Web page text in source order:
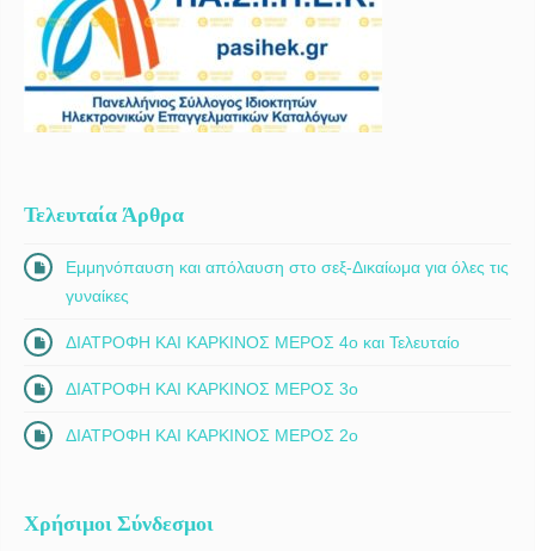
Τελευταία Άρθρα
Εμμηνόπαυση και απόλαυση στο σεξ-Δικαίωμα για όλες τις
γυναίκες
ΔΙΑΤΡΟΦΗ ΚΑΙ ΚΑΡΚΙΝΟΣ ΜΕΡΟΣ 4ο και Τελευταίο
ΔΙΑΤΡΟΦΗ ΚΑΙ ΚΑΡΚΙΝΟΣ ΜΕΡΟΣ 3ο
ΔΙΑΤΡΟΦΗ ΚΑΙ ΚΑΡΚΙΝΟΣ ΜΕΡΟΣ 2ο
Χρήσιμοι Σύνδεσμοι